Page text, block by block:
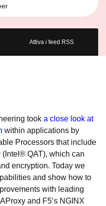
Attiva i feed RSS
took a close look at
within applications by
Processors that include
QAT), which can
encryption. Today we
and show how to
with leading
and F5’s NGINX